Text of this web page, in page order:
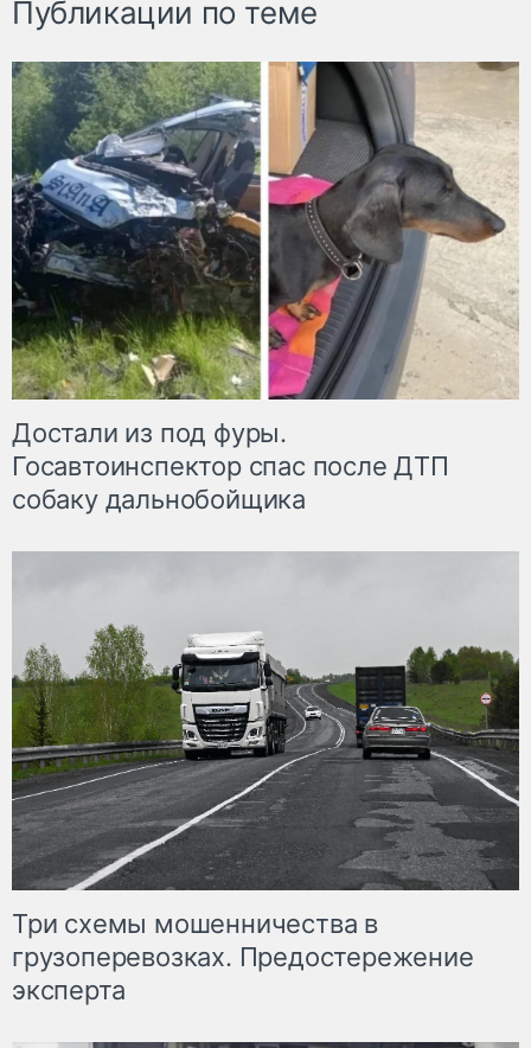
Публикации по теме
Достали из под фуры.
Госавтоинспектор спас после ДТП
собаку дальнобойщика
Три схемы мошенничества в
грузоперевозках. Предостережение
эксперта